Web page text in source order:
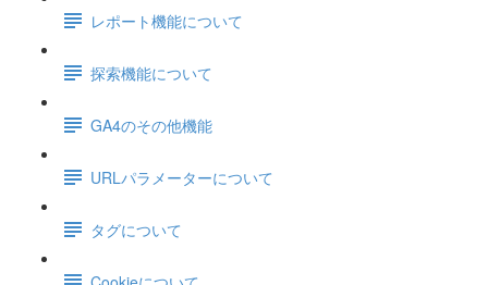
レポート機能について
探索機能について
GA4のその他機能
URLパラメーターについて
タグについて